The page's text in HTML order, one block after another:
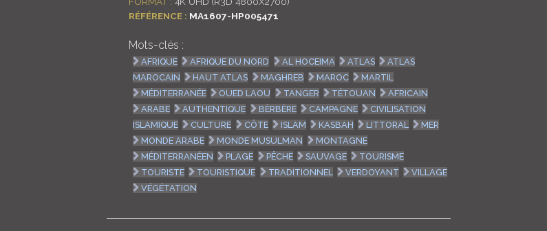
RÉFÉRENCE : MA1607-HP005471
Mots-clés :
AFRIQUE AFRIQUE DU NORD AL HOCEIMA ATLAS
ATLAS
MAROCAIN
HAUT ATLAS MAGHREB MAROC
MARTIL
MÉDITERRANÉE
OUED LAOU TANGER TÉTOUAN
AFRICAIN
ARABE
AUTHENTIQUE BÈRBÈRE CAMPAGNE
CIVILISATION
ISLAMIQUE
CULTURE CÔTE ISLAM KASBAH LITTORAL
MER
MONDE ARABE
MONDE MUSULMAN
MONTAGNE
MÉDITERRANÉEN
PLAGE PÊCHE SAUVAGE
TOURISME
TOURISTE
TOURISTIQUE TRADITIONNEL VERDOYANT
VILLAGE
VÉGÉTATION